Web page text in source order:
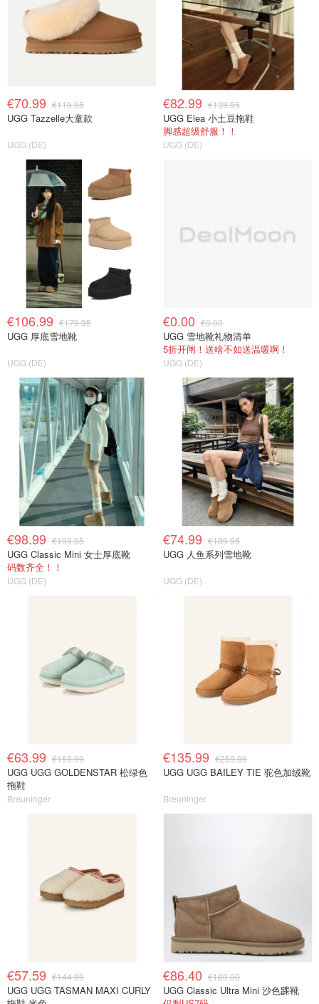
€70.99 €119.95
UGG Tazzelle大童款
UGG (DE)
€82.99 €139.95
UGG Elea 小土豆拖鞋
脚感超级舒服！！
UGG (DE)
€106.99 €179.95
UGG 厚底雪地靴
UGG (DE)
€0.00 €0.00
UGG 雪地靴礼物清单
5折开闸！送啥不如送温暖啊！
UGG (DE)
€98.99 €199.95
UGG Classic Mini 女士厚底靴
码数齐全！！
UGG (DE)
€74.99 €189.95
UGG 人鱼系列雪地靴
UGG (DE)
€63.99 €159.99
UGG UGG GOLDENSTAR 松绿色
拖鞋
Breuninger
€135.99 €259.99
UGG UGG BAILEY TIE 驼色加绒靴
Breuninger
€57.59 €144.99
UGG UGG TASMAN MAXI CURLY
€86.40 €180.00
UGG Classic Ultra Mini 沙色踝靴